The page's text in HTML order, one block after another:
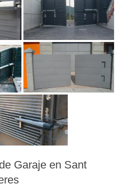
Garaje en Sant